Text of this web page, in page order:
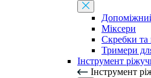
Міксери
Скребки та
Тримери
Інструмент
Інструмент